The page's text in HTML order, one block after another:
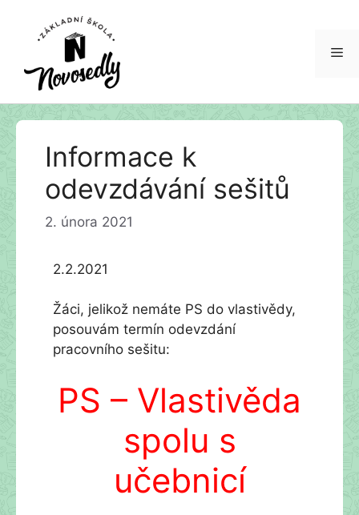
Přeskočit
Informace k
odevzdávání sešitů
2. února 2021
2.2.2021
Žáci, jelikož nemáte PS do vlastivědy,
posouvám termín odevzdání
pracovního sešitu:
PS – Vlastivěda
spolu s
učebnicí